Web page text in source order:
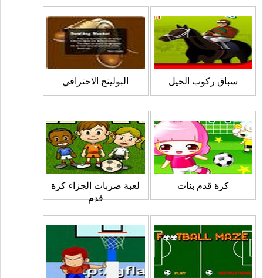
سباق ركوب الخيل البولينج الاحترافي
كرة قدم بنات
لعبة ضربات الجزاء كرة
قدم